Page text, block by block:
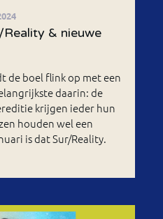
& nieuwe
de boel flink op met een
daarin: de
krijgen ieder hun
houden wel een
is dat Sur/Reality.